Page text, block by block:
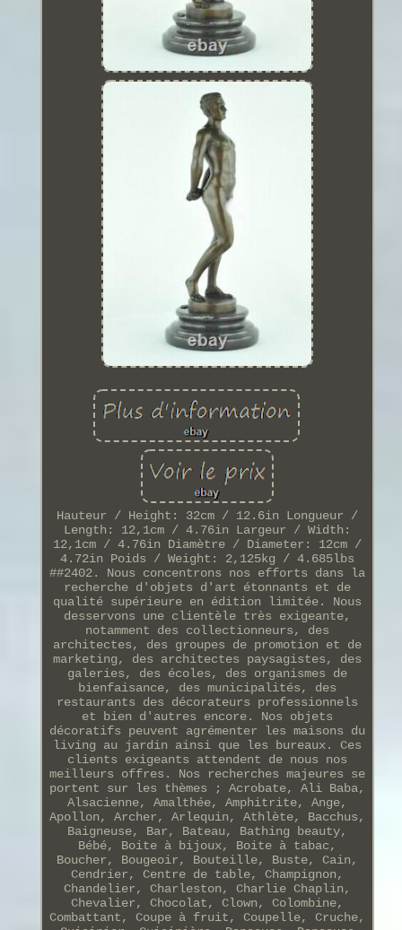
Hauteur / Height: 32cm / 12.6in Longueur /
Length: 12,1cm / 4.76in Largeur / Width:
12,1cm / 4.76in Diamètre / Diameter: 12cm /
4.72in Poids / Weight: 2,125kg / 4.685lbs
##2402. Nous concentrons nos efforts dans la
recherche d'objets d'art étonnants et de
qualité supérieure en édition limitée. Nous
desservons une clientèle très exigeante,
notamment des collectionneurs, des
architectes, des groupes de promotion et de
marketing, des architectes paysagistes, des
galeries, des écoles, des organismes de
bienfaisance, des municipalités, des
restaurants des décorateurs professionnels
et bien d'autres encore. Nos objets
décoratifs peuvent agrémenter les maisons du
living au jardin ainsi que les bureaux. Ces
clients exigeants attendent de nous nos
meilleurs offres. Nos recherches majeures se
portent sur les thèmes ; Acrobate, Ali Baba,
Alsacienne, Amalthée, Amphitrite, Ange,
Apollon, Archer, Arlequin, Athlète, Bacchus,
Baigneuse, Bar, Bateau, Bathing beauty,
Bébé, Boite à bijoux, Boite à tabac,
Boucher, Bougeoir, Bouteille, Buste, Cain,
Cendrier, Centre de table, Champignon,
Chandelier, Charleston, Charlie Chaplin,
Chevalier, Chocolat, Clown, Colombine,
Combattant, Coupe à fruit, Coupelle, Cruche,